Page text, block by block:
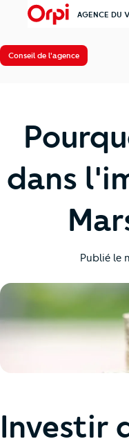
menu AGENCE DU
Conseil de l'agence
dans
Publié le
Investir